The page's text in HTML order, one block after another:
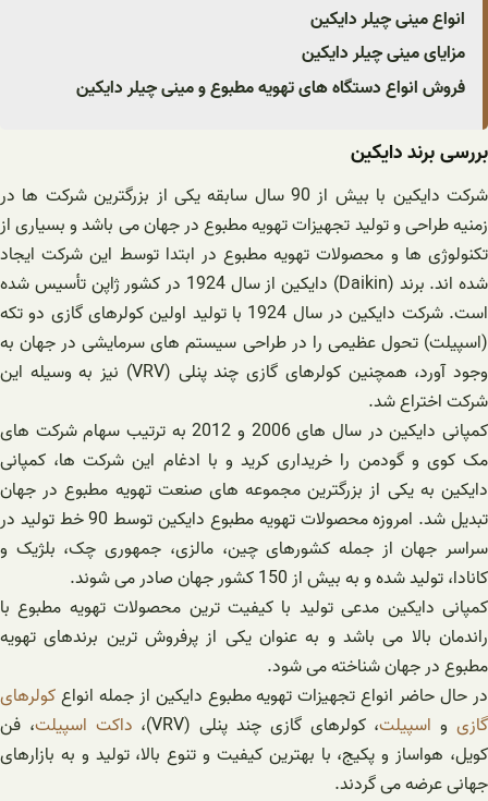
انواع مینی چیلر دایکین
مزایای مینی چیلر دایکین
فروش انواع دستگاه های تهویه مطبوع و مینی چیلر دایکین
بررسی برند دایکین
شرکت دایکین با بیش از 90 سال سابقه یکی از بزرگترین شرکت ها در
زمنیه طراحی و تولید تجهیزات تهویه مطبوع در جهان می باشد و بسیاری از
تکنولوژی ها و محصولات تهویه مطبوع در ابتدا توسط این شرکت ایجاد
شده اند. برند (Daikin) دایکین از سال 1924 در کشور ژاپن تأسیس شده
است. شرکت دایکین در سال 1924 با تولید اولین کولرهای گازی دو تکه
(اسپیلت) تحول عظیمی را در طراحی سیستم های سرمایشی در جهان به
وجود آورد، همچنین کولرهای گازی چند پنلی (VRV) نیز به وسیله این
شرکت اختراع شد.
کمپانی دایکین در سال های 2006 و 2012 به ترتیب سهام شرکت های
مک کوی و گودمن را خریداری کرید و با ادغام این شرکت ها، کمپانی
دایکین به یکی از بزرگترین مجموعه های صنعت تهویه مطبوع در جهان
تبدیل شد. امروزه محصولات تهویه مطبوع دایکین توسط 90 خط تولید در
سراسر جهان از جمله کشورهای چین، مالزی، جمهوری چک، بلژیک و
کانادا، تولید شده و به بیش از 150 کشور جهان صادر می شوند.
کمپانی دایکین مدعی تولید با کیفیت ترین محصولات تهویه مطبوع با
راندمان بالا می باشد و به عنوان یکی از پرفروش ترین برندهای تهویه
مطبوع در جهان شناخته می شود.
در حال حاضر انواع تجهیزات تهویه مطبوع دایکین از جمله انواعکولرهای
گازیو اسپیلت، کولرهای گازی چند پنلی (VRV)، داکت اسپیلت، فن
کویل، هواساز و پکیج، با بهترین کیفیت و تنوع بالا، تولید و به بازارهای
جهانی عرضه می گردند.